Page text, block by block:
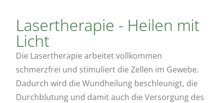
Lasertherapie - Heilen mit
Licht
Die Lasertherapie arbeitet vollkommen
schmerzfrei und stimuliert die Zellen im Gewebe.
Dadurch wird die Wundheilung beschleunigt, die
Durchblutung und damit auch die Versorgung des